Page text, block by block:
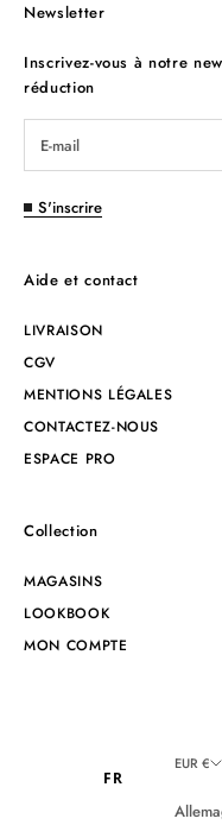
Newsletter
Inscrivez-vous à notre
réduction
S'inscrire
Aide et contact
LIVRAISON
CGV
MENTIONS LÉGALES
CONTACTEZ-NOUS
ESPACE PRO
Collection
MAGASINS
LOOKBOOK
MON COMPTE
FR
EUR €